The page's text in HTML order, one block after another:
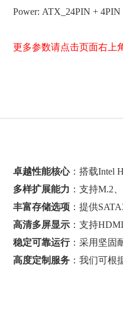
Power: ATX_24PIN + 4PIN
更多参数请点击页面右上
卓越性能核心：搭载Intel
多样扩展能力 ：支持M.2
丰富存储选项 ：提供
高清多屏显示 ：支持
稳定可靠运行：采用坚固
高度定制服务 ：我们可